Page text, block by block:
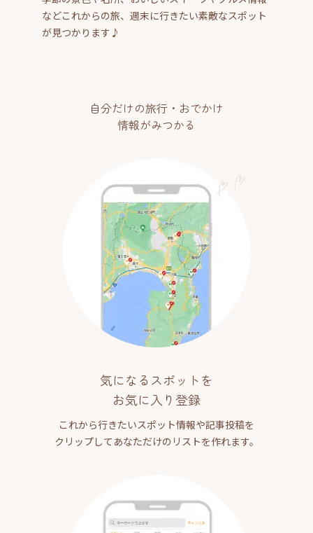
などこれからの旅、週末に行きたい素敵なスポット
が見つかります♪
自分だけの旅行・おでかけ
情報がみつかる
気になるスポットを
お気に入り登録
これから行きたいスポット情報や記事投稿を
クリップしてあなただけのリストを作れます。